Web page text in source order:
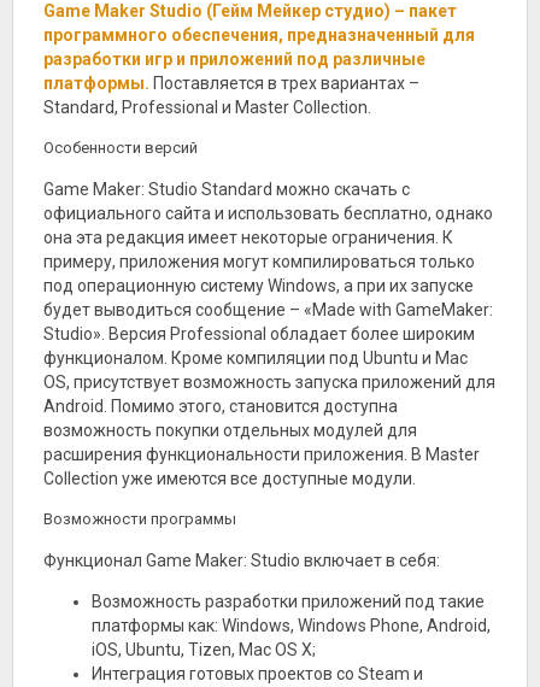
Game Maker Studio (Гейм Мейкер студио) – пакет
программного обеспечения, предназначенный для
разработки игр и приложений под различные
платформы. Поставляется в трех вариантах –
Standard, Professional и Master Collection.
Особенности версий
Game Maker: Studio Standard можно скачать с
официального сайта и использовать бесплатно, однако
она эта редакция имеет некоторые ограничения. К
примеру, приложения могут компилироваться только
под операционную систему Windows, а при их запуске
будет выводиться сообщение – «Made with GameMaker:
Studio». Версия Professional обладает более широким
функционалом. Кроме компиляции под Ubuntu и Mac
OS, присутствует возможность запуска приложений для
Android. Помимо этого, становится доступна
возможность покупки отдельных модулей для
расширения функциональности приложения. В Master
Collection уже имеются все доступные модули.
Возможности программы
Функционал Game Maker: Studio включает в себя:
Возможность разработки приложений под такие
платформы как: Windows, Windows Phone, Android,
iOS, Ubuntu, Tizen, Mac OS X;
Интеграция готовых проектов со Steam и